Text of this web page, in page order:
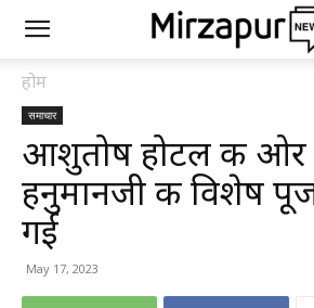
होम
समाचार
आशुतोष होटल की
हनुमानजी की विशेष
गई
May 17, 2023